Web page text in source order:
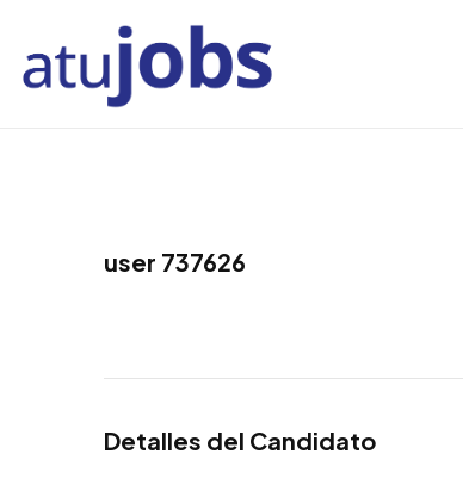
user 737626
Detalles del Candidato